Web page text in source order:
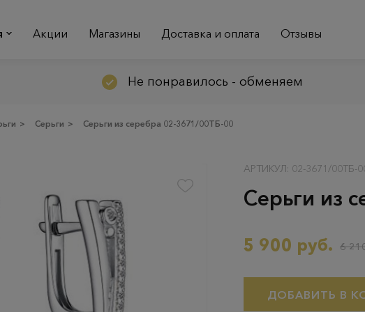
Акции Магазины Доставка и оплата Отзывы
Не понравилось - обменяем
> Серьги > Серьги из серебра 02-3671/00ТБ-00
АРТИКУЛ: 02-3671/00ТБ-
Серьги из
5 900 руб. 6
ДОБАВИТЬ В